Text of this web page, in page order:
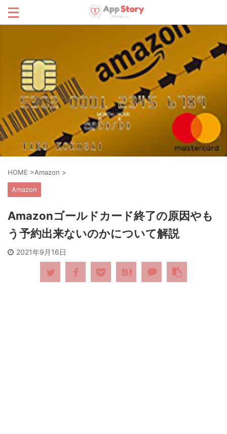
HOME >Amazon >
Amazon
Amazonゴールドカード終了の原因やも
う予約出来ないのかについて解説
2021年9月16日